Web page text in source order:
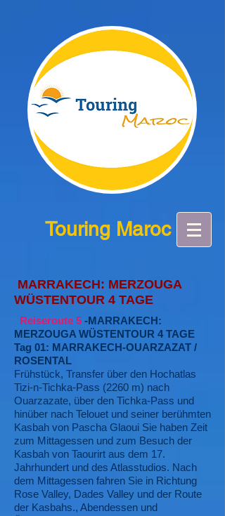
Touring Maroc
MARRAKECH: MERZOUGA
WÜSTENTOUR 4 TAGE
Reiseroute 5 -MARRAKECH:
MERZOUGA WÜSTENTOUR 4 TAGE
Tag 01: MARRAKECH-OUARZAZAT /
ROSENTAL
Frühstück, Transfer über den Hochatlas
Tizi-n-Tichka-Pass (2260 m) nach
Ouarzazate, über den Tichka-Pass und
hinüber nach Telouet und seiner berühmten
Kasbah von Pascha Glaoui Sie haben Zeit
zum Mittagessen und zum Besuch der
Kasbah von Taourirt aus dem 17.
Jahrhundert und des Atlasstudios. Nach
dem Mittagessen fahren Sie in Richtung
Rose Valley, Dades Valley und der Route
der Kasbahs., Abendessen und